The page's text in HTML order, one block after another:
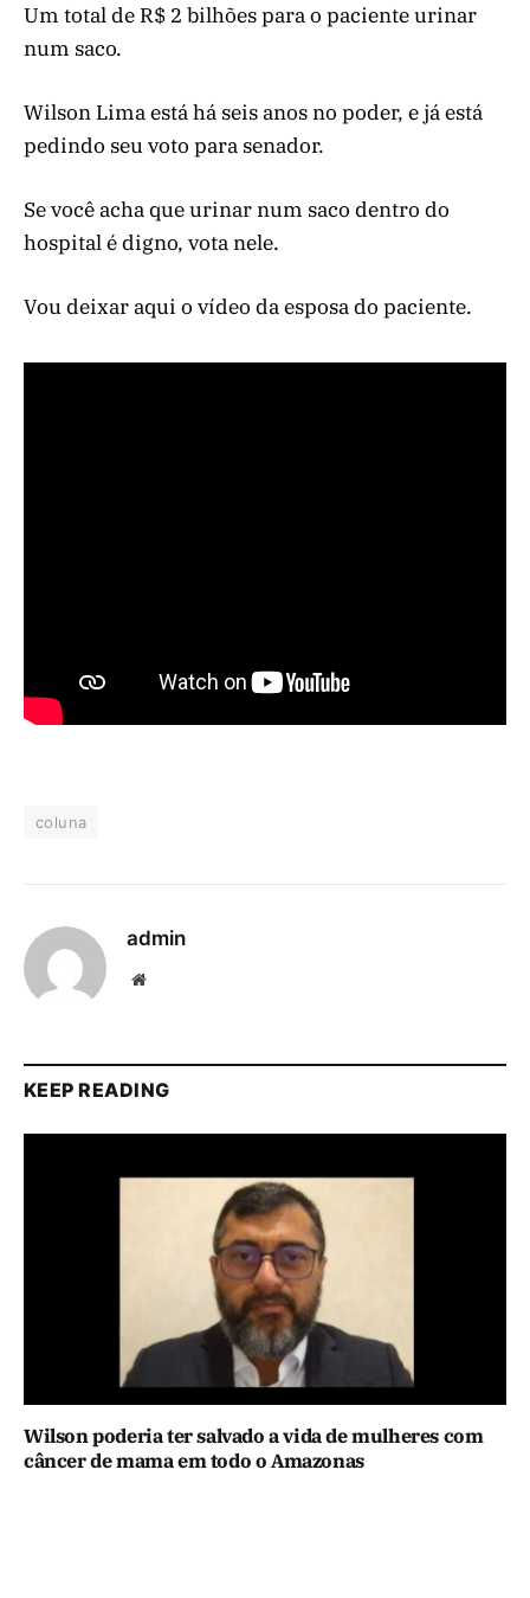
Um total de R$ 2 bilhões para o paciente urinar
num saco.
Wilson Lima está há seis anos no poder, e já está
pedindo seu voto para senador.
Se você acha que urinar num saco dentro do
hospital é digno, vota nele.
Vou deixar aqui o vídeo da esposa do paciente.
coluna
admin
Website
KEEP READING
Wilson poderia ter salvado a vida de mulheres com
câncer de mama em todo o Amazonas